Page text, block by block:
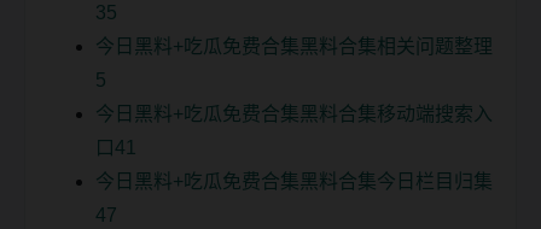
35
今日黑料+吃瓜免费合集黑料合集相关问题整理
5
今日黑料+吃瓜免费合集黑料合集移动端搜索入
口41
今日黑料+吃瓜免费合集黑料合集今日栏目归集
47